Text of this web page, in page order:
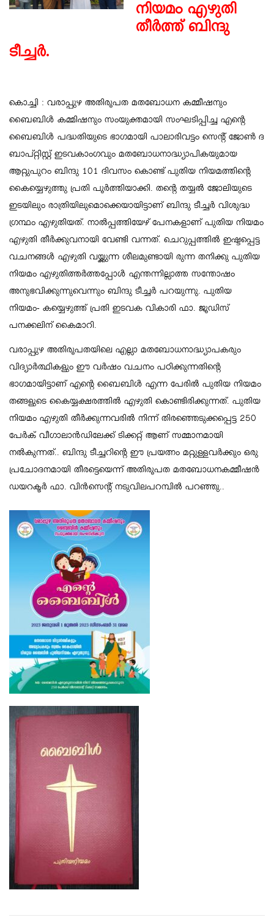
നിയമം എഴുതി
തീർത്ത് ബിന്ദു
ടീച്ചർ.
കൊച്ചി : വരാപ്പുഴ അതിരൂപത മതബോധന കമ്മീഷനും
ബൈബിൾ കമ്മിഷനും സംയുക്തമായി സംഘടിപ്പിച്ച എന്റെ
ബൈബിൾ പദ്ധതിയുടെ ഭാഗമായി പാലാരിവട്ടം സെന്റ് ജോൺ ദ
ബാപ്റ്റിസ്റ്റ് ഇടവകാംഗവും മതബോധനാദ്ധ്യാപികയുമായ
ആറ്റുപുറം ബിന്ദു 101 ദിവസം കൊണ്ട് പുതിയ നിയമത്തിന്റെ
കൈയ്യെഴുത്തു പ്രതി പൂർത്തിയാക്കി. തന്റെ തയ്യൽ ജോലിയുടെ
ഇടയിലും രാത്രിയിലുമൊക്കെയായിട്ടാണ് ബിന്ദു ടീച്ചർ വിശുദ്ധ
ഗ്രന്ഥം എഴുതിയത്. നാൽപ്പത്തിയേഴ് പേനകളാണ് പുതിയ നിയമം
എഴുതി തീർക്കുവനായി വേണ്ടി വന്നത്. ചെറുപ്പത്തിൽ ഇഷ്ടപ്പെട്ട
വചനങ്ങൾ എഴുതി വയ്ക്കുന്ന ശീലമുണ്ടായി രുന്ന തനിക്കു പുതിയ
നിയമം എഴുതിത്തർത്തപ്പോൾ എന്തന്നില്ലാത്ത സന്തോഷം
അനുഭവിക്കുന്നുവെന്നും ബിന്ദു ടീച്ചർ പറയുന്നു. പുതിയ
നിയമം- കയ്യെഴുത്ത് പ്രതി ഇടവക വികാരി ഫാ. ജൂഡിസ്
പനക്കലിന് കൈമാറി.
വരാപ്പുഴ അതിരൂപതയിലെ എല്ലാ മതബോധനാദ്ധ്യാപകരും
വിദ്യാർത്ഥികളും ഈ വർഷം വചനം പഠിക്കുന്നതിന്റെ
ഭാഗമായിട്ടാണ് എന്റെ ബൈബിൾ എന്ന പേരിൽ പുതിയ നിയമം
തങ്ങളുടെ കൈയ്യക്ഷരത്തിൽ എഴുതി കൊണ്ടിരിക്കുന്നത്. പുതിയ
നിയമം എഴുതി തീർക്കുന്നവരിൽ നിന്ന് തിരഞ്ഞെടുക്കപ്പെട്ട 250
പേർക് വീഗാലാൻഡിലേക്ക് ടിക്കറ്റ് ആണ് സമ്മാനമായി
നൽകുന്നത്.. ബിന്ദു ടീച്ചറിന്റെ ഈ പ്രയത്നം മറ്റുള്ളവർക്കും ഒരു
പ്രചോദനമായി തീരട്ടെയെന്ന് അതിരൂപത മതബോധനകമ്മീഷൻ
ഡയറക്ടർ ഫാ. വിൻസെന്റ് നടുവിലപറമ്പിൽ പറഞ്ഞു..